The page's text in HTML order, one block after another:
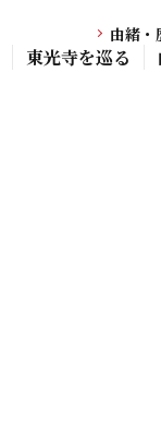
由緒・
東光寺を巡る